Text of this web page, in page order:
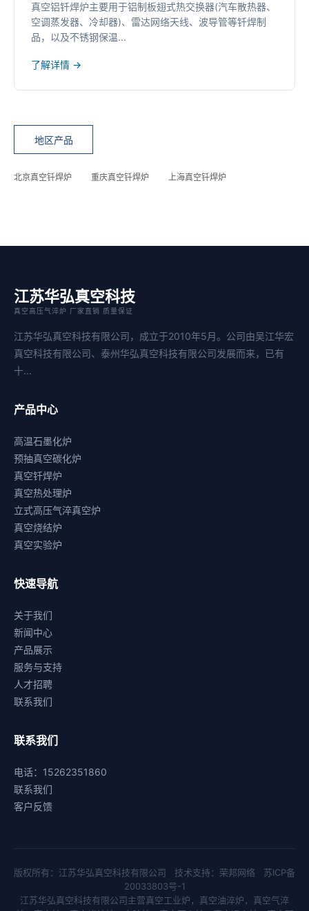
真空铝钎焊炉主要用于铝制板翅式热交换器(汽车散热器、
空调蒸发器、冷却器)、雷达网络天线、波导管等钎焊制
品，以及不锈钢保温...
了解详情 →
地区产品
北京真空钎焊炉 重庆真空钎焊炉 上海真空钎焊炉
江苏华弘真空科技
真空高压气淬炉 厂家直销 质量保证
江苏华弘真空科技有限公司，成立于2010年5月。公司由吴江华宏
真空科技有限公司、泰州华弘真空科技有限公司发展而来，已有
十...
产品中心
高温石墨化炉
预抽真空碳化炉
真空钎焊炉
真空热处理炉
立式高压气淬真空炉
真空烧结炉
真空实验炉
快速导航
关于我们
新闻中心
产品展示
服务与支持
人才招聘
联系我们
联系我们
电话：15262351860
联系我们
客户反馈
版权所有：江苏华弘真空科技有限公司 技术支持： 荣邦网络
苏ICP备
20033803号-1
江苏华弘真空科技有限公司主营真空工业炉， 真空油淬炉， 真空气淬